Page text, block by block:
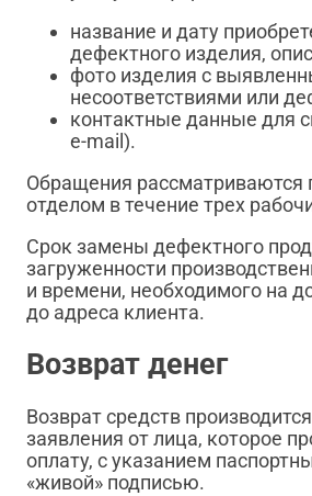
название и дату
дефектного изделия,
фото изделия с
несоответствиями или
контактные данные для
e-mail).
Обращения рассматриваются
отделом в течение трех
Срок замены дефектного
загруженности
и времени, необходимого на
до адреса клиента.
Возврат денег
Возврат средств
заявления от лица, которое
оплату, с указанием
«живой» подписью.